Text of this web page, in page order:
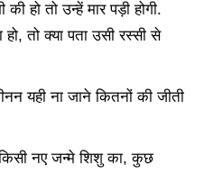
हो तो उन्हें मार पड़ी होगी.
तो क्या पता उसी रस्सी से
यही ना जाने कितनों की जीती
नए जन्मे शिशु का, कुछ